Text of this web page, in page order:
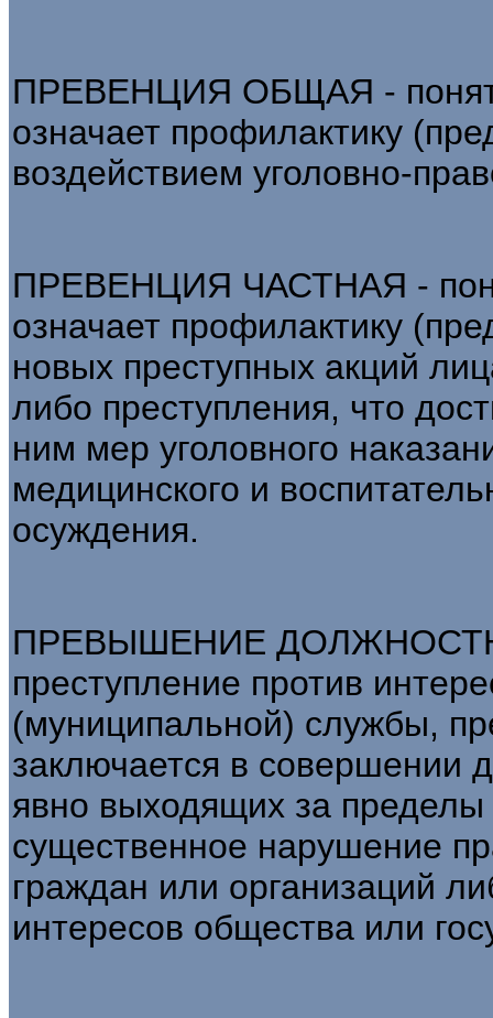
ПРЕВЕНЦИЯ ОБЩАЯ -
означает профилактику
воздействием уголовно-
ПРЕВЕНЦИЯ ЧАСТНАЯ -
означает профилактику
новых преступных акций
либо преступления, что
ним мер уголовного
медицинского и
осуждения.
ПРЕВЫШЕНИЕ
преступление против
(муниципальной) службы,
заключается в совершении
явно выходящих за
существенное нарушение
граждан или организаций
интересов общества или